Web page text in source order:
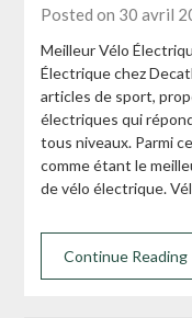
Posted on 30 avril
Meilleur Vélo
Électrique chez
articles de sport,
électriques qui
tous niveaux. Parmi
comme étant le
de vélo électrique.
Continue Reading